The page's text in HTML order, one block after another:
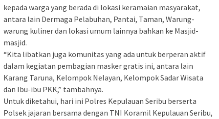
kepada warga yang berada di lokasi keramaian masyarakat,
antara lain Dermaga Pelabuhan, Pantai, Taman, Warung-
warung kuliner dan lokasi umum lainnya bahkan ke Masjid-
masjid.
“Kita libatkan juga komunitas yang ada untuk berperan aktif
dalam kegiatan pembagian masker gratis ini, antara lain
Karang Taruna, Kelompok Nelayan, Kelompok Sadar Wisata
dan Ibu-ibu PKK,” tambahnya.
Untuk diketahui, hari ini Polres Kepulauan Seribu berserta
Polsek jajaran bersama dengan TNI Koramil Kepulauan Seribu,